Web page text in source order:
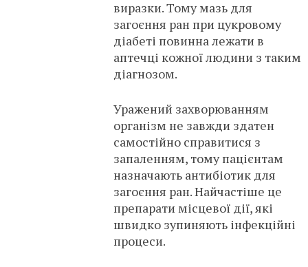
виразки. Тому мазь для
загоєння ран при цукровому
діабеті повинна лежати в
аптечці кожної людини з таким
діагнозом.
Уражений захворюванням
організм не завжди здатен
самостійно справитися з
запаленням, тому пацієнтам
назначають антибіотик для
загоєння ран. Найчастіше це
препарати місцевої дії, які
швидко зупиняють інфекційні
процеси.